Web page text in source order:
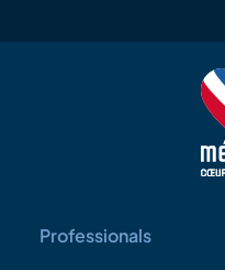
Professionals